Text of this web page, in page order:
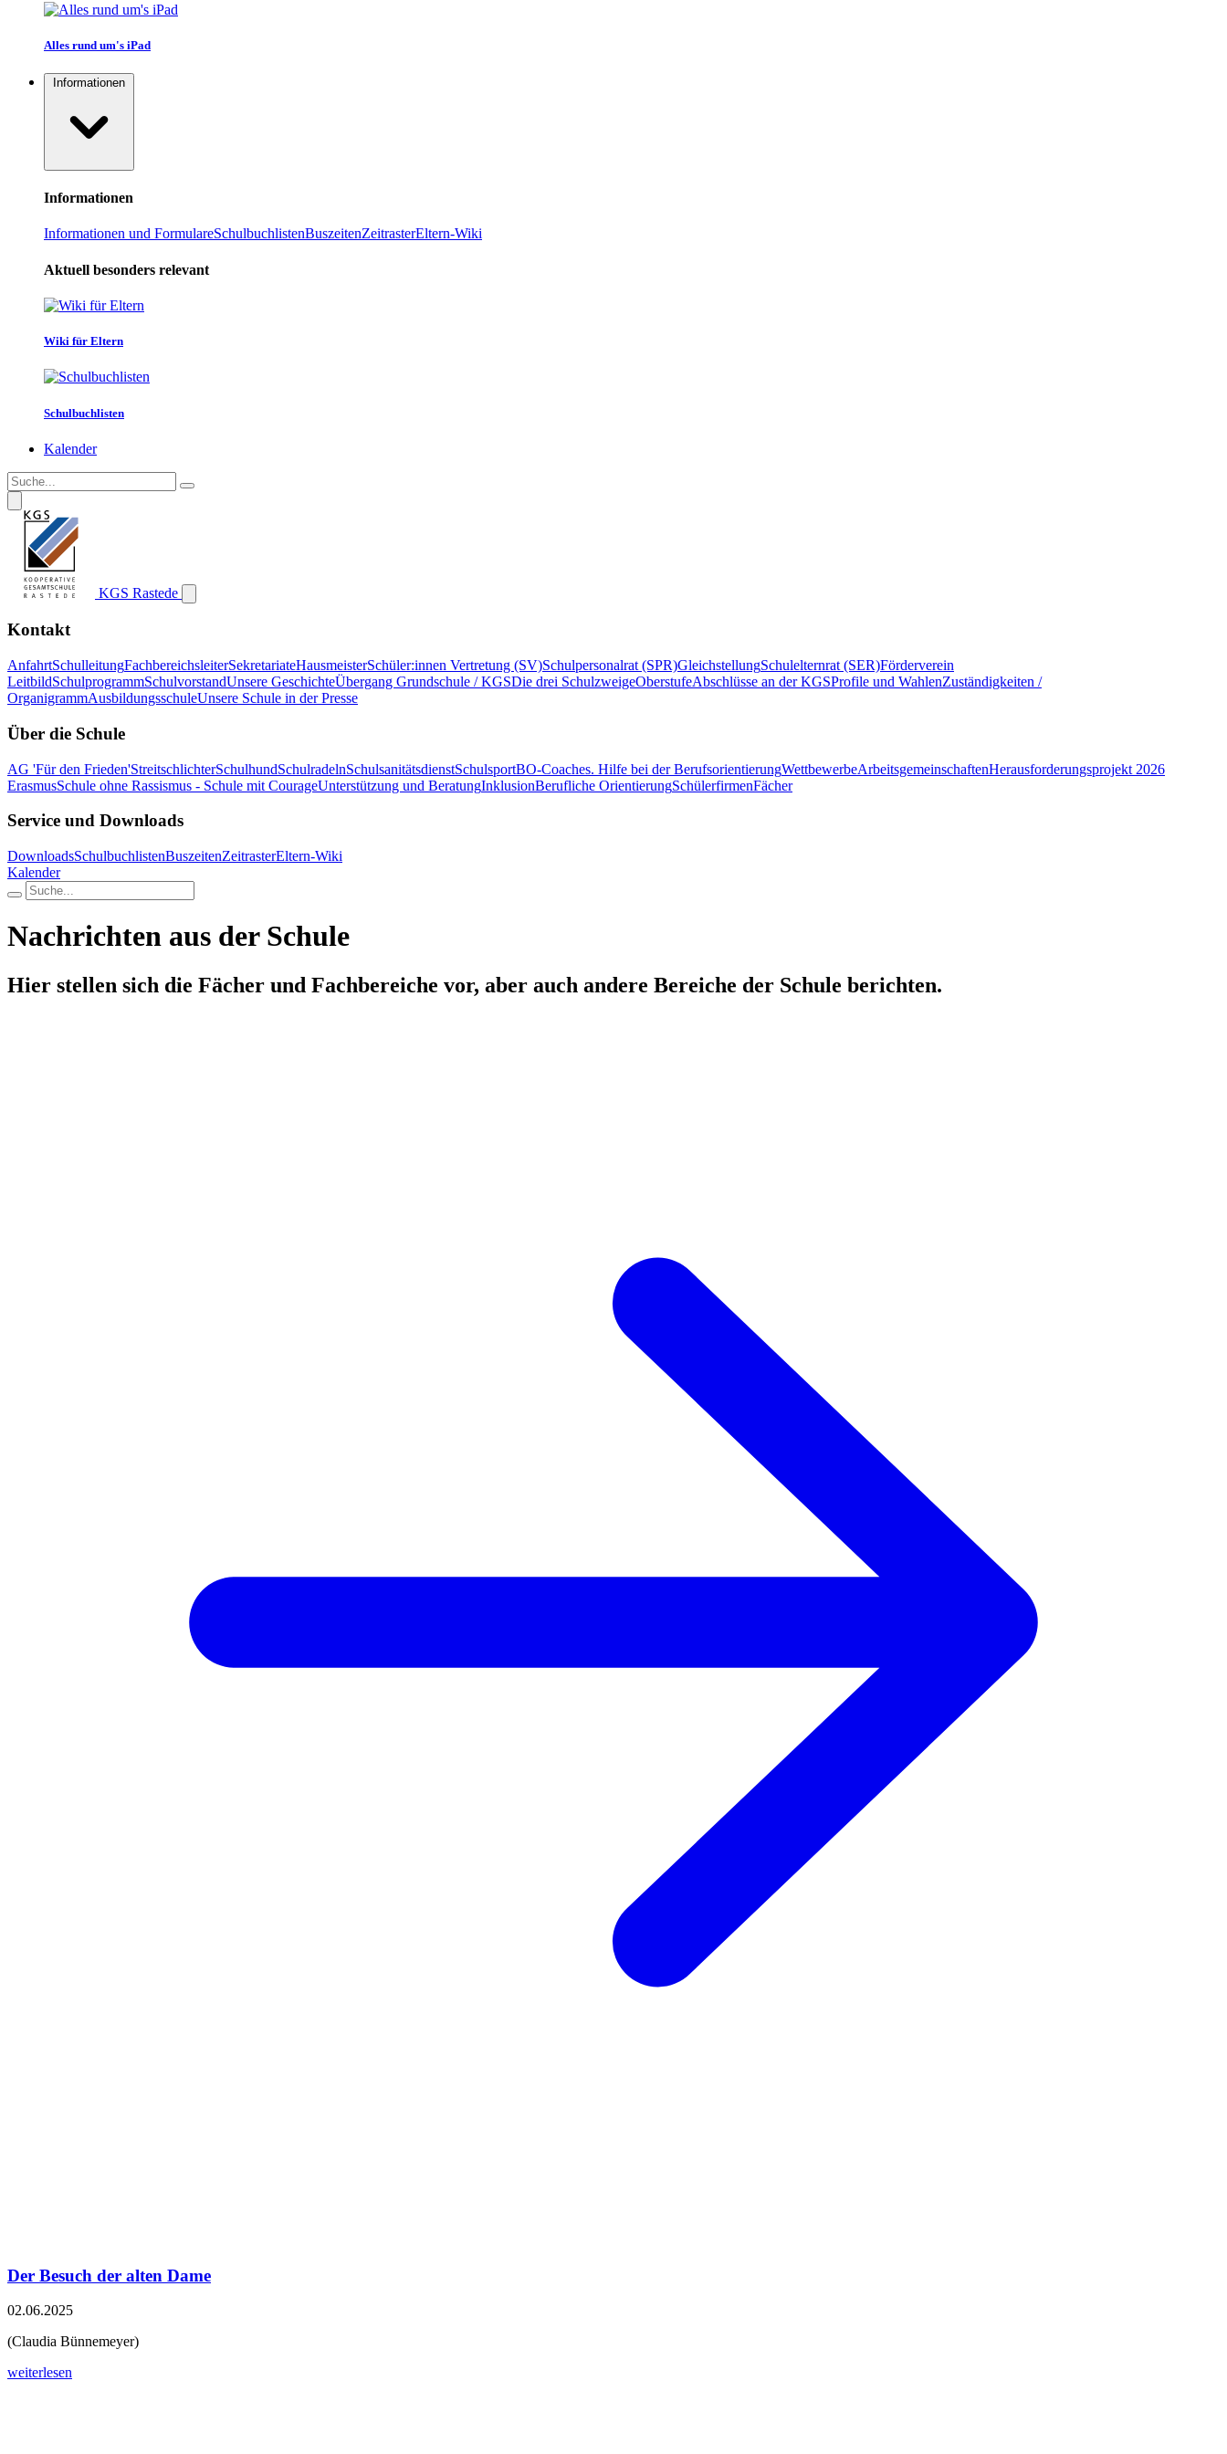
Alles rund um's iPad
Informationen
Informationen
Informationen und FormulareSchulbuchlistenBuszeitenZeitrasterEltern-Wiki
Aktuell besonders relevant
Wiki für Eltern
Schulbuchlisten
Kalender
KGS Rastede
Kontakt
AnfahrtSchulleitungFachbereichsleiterSekretariateHausmeisterSchüler:innen Vertretung (SV)Schulpersonalrat (SPR)GleichstellungSchulelternrat (SER)Förderverein
LeitbildSchulprogrammSchulvorstandUnsere GeschichteÜbergang Grundschule / KGSDie drei SchulzweigeOberstufeAbschlüsse an der KGSProfile und WahlenZuständigkeiten /
OrganigrammAusbildungsschuleUnsere Schule in der Presse
Über die Schule
AG 'Für den Frieden'StreitschlichterSchulhundSchulradelnSchulsanitätsdienstSchulsportBO-Coaches. Hilfe bei der BerufsorientierungWettbewerbeArbeitsgemeinschaftenHerausforderungsprojekt 2026
ErasmusSchule ohne Rassismus - Schule mit CourageUnterstützung und BeratungInklusionBerufliche OrientierungSchülerfirmenFächer
Service und Downloads
DownloadsSchulbuchlistenBuszeitenZeitrasterEltern-Wiki
Kalender
Nachrichten aus der Schule
Hier stellen sich die Fächer und Fachbereiche vor, aber auch andere Bereiche der Schule berichten.
Der Besuch der alten Dame
02.06.2025
(Claudia Bünnemeyer)
weiterlesen